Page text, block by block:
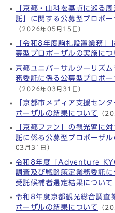
「京都・山科を基点に巡る
託」に関する公募型プロポ
（2026年05月15日）
「令和8年度駒札設置業務
募型プロポーザルの実施につ
京都ユニバーサルツーリズ
務委託に係る公募型プロポ
（2026年03月31日）
「京都市メディア支援セン
ポーザルの結果について
（
「京都ファン」の観光客に
託に係る公募型プロポーザル
03月31日）
令和8年度「Adventure
調査及び戦略策定業務委託
受託候補者選定結果について
令和8年度京都観光総合調査
ポーザルの結果について
（